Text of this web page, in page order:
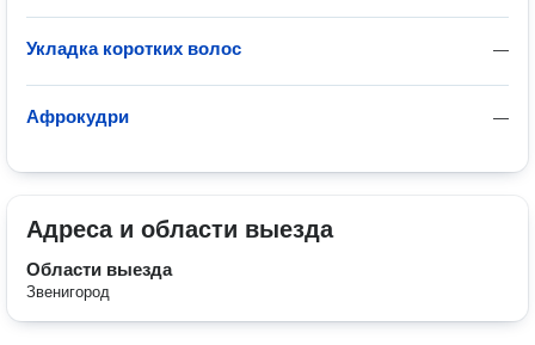
—
Укладка коротких волос
—
Афрокудри
Адреса и области выезда
Области выезда
Звенигород